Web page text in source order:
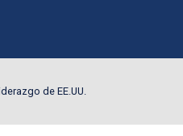
de EE.UU.